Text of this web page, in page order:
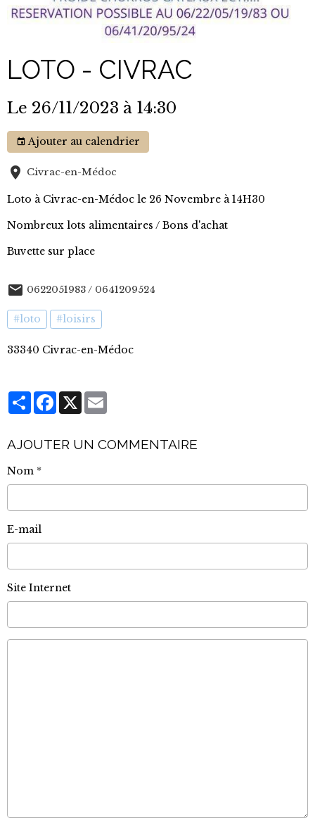
LOTO - CIVRAC
Le 26/11/2023 à 14:30
Ajouter au calendrier
Civrac-en-Médoc
Loto à Civrac-en-Médoc le 26 Novembre à 14H30
Nombreux lots alimentaires / Bons d'achat
Buvette sur place
0622051983 / 0641209524
#loto #loisirs
33340 Civrac-en-Médoc
PartagerFacebook
X
AJOUTER UN COMMENTAIRE
Nom
E-mail
Site Internet